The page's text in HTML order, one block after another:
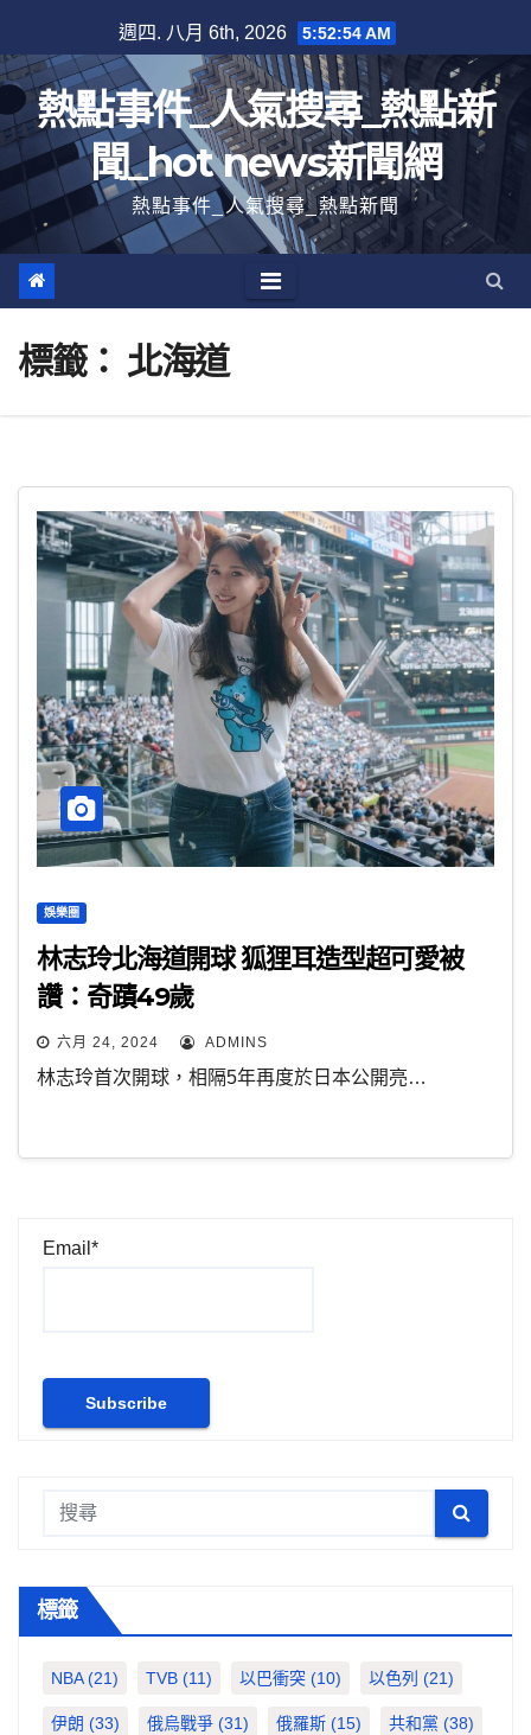
至
內
容
週四. 八月 6th, 2026 5:52:54 AM
熱點事件_人氣搜尋_熱點新
聞_hot news新聞網
熱點事件_人氣搜尋_熱點新聞
標籤： 北海道
娛樂圈
林志玲北海道開球 狐狸耳造型超可愛被
讚：奇蹟49歲
六月 24, 2024 ADMINS
林志玲首次開球，相隔5年再度於日本公開亮…
Email*
標籤
NBA(21) TVB (11) 以巴衝突 (10) 以色列 (21)
伊朗 (33) 俄烏戰爭 (31) 俄羅斯 (15) 共和黨 (38)